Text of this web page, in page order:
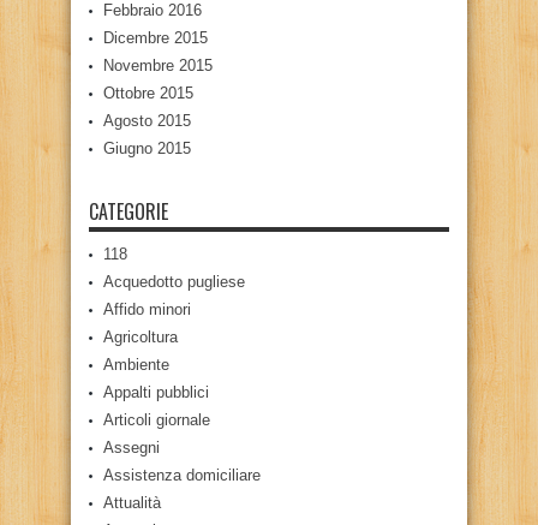
Febbraio 2016
Dicembre 2015
Novembre 2015
Ottobre 2015
Agosto 2015
Giugno 2015
CATEGORIE
118
Acquedotto pugliese
Affido minori
Agricoltura
Ambiente
Appalti pubblici
Articoli giornale
Assegni
Assistenza domiciliare
Attualità